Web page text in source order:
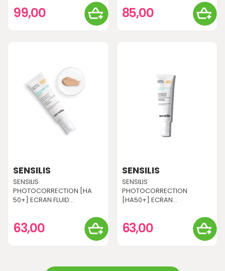
99,00 85,00
SENSILIS
SENSILIS
PHOTOCORRECTION [HA
50+] ECRAN FLUID...
63,00
SENSILIS
SENSILIS
PHOTOCORRECTION
[HA50+] ECRAN...
63,00